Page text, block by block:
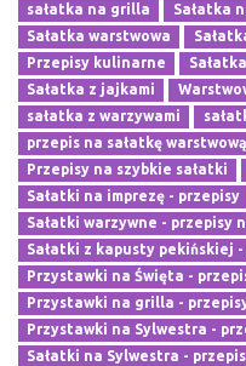
sałatka na grilla
Sałatka
Sałatka warstwowa
Przepisy kulinarne
Sałatka z jajkami
sałatka z warzywami
przepis na sałatkę warstwową
Przepisy na szybkie sałatki
Sałatki na imprezę - przepisy
Sałatki warzywne - przepisy
Sałatki z kapusty pekińskiej
Przystawki na Święta -
Przystawki na grilla -
Przystawki na Sylwestra -
Sałatki na Sylwestra -